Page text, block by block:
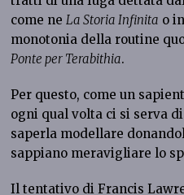
come ne La Storia Infinita o
monotonia della routine
Ponte per Terabithia.
Per questo, come un
ogni qual volta ci si serva
saperla modellare
sappiano meravigliare lo
Il tentativo di Francis